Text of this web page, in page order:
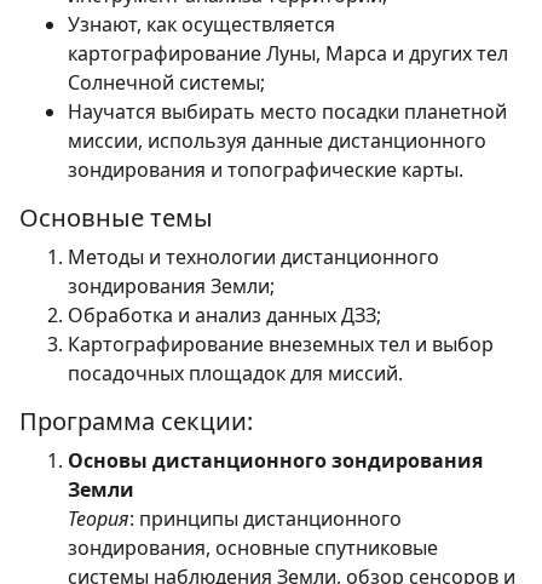
Узнают, как осуществляется
картографирование Луны, Марса и других тел
Солнечной системы;
Научатся выбирать место посадки планетной
миссии, используя данные дистанционного
зондирования и топографические карты.
Основные темы
Методы и технологии дистанционного
зондирования Земли;
Обработка и анализ данных ДЗЗ;
Картографирование внеземных тел и выбор
посадочных площадок для миссий.
Программа секции:
Основы дистанционного зондирования
Земли
Теория: принципы дистанционного
зондирования, основные спутниковые
системы наблюдения Земли, обзор сенсоров и